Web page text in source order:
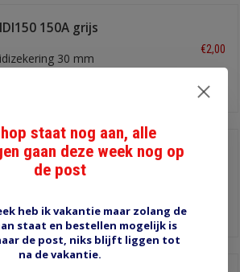
150A grijs
30 mm
€2,00
125A rose
30 mm
Informatie
staat nog aan, alle
gaan deze week nog op
de post
heb ik vakantie maar zolang de
staat en bestellen mogelijk is
de post, niks blijft liggen tot
na de vakantie.